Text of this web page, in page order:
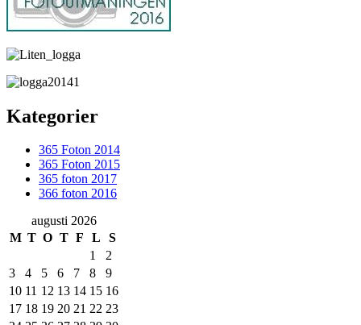
Kategorier
365 Foton 2014
365 Foton 2015
365 foton 2017
366 foton 2016
augusti 2026
M T O T F L S
1
2
3
4 5 6 7 8
9
10 11 12 13 14 15 16
17 18 19 20 21 22 23